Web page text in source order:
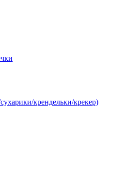
крендельки/крекер)